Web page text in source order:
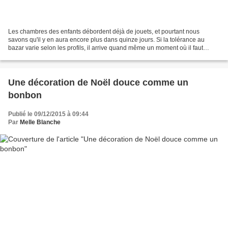
Les chambres des enfants débordent déjà de jouets, et pourtant nous
savons qu'il y en aura encore plus dans quinze jours. Si la tolérance au
bazar varie selon les profils, il arrive quand même un moment où il faut
Une décoration de Noël douce comme un
bonbon
Publié le 09/12/2015 à 09:44
Par Melle Blanche